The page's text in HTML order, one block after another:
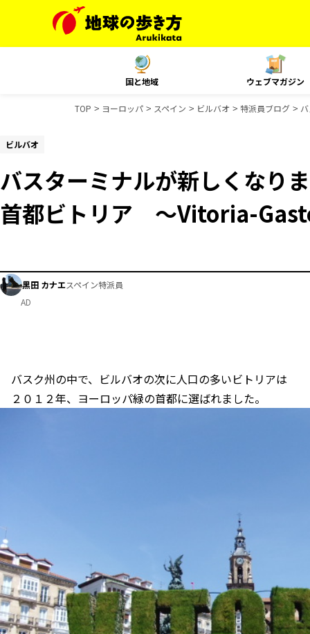
国と地域 ウェブマガジン
TOP ヨーロッパ スペイン ビルバオ 特派員ブログ
ビルバオ
バスターミナルが新しくなり
首都ビトリア ～Vitoria-
黒田 カナエスペイン特派員
AD
バスク州の中で、ビルバオの次に人口の多いビトリアは
２０１２年、ヨーロッパ緑の首都に選ばれました。